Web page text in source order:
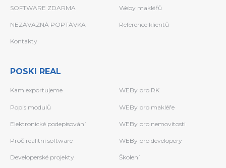
SOFTWARE ZDARMA Weby makléřů
NEZÁVAZNÁ POPTÁVKA Reference klientů
Kontakty
POSKI REAL
Kam exportujeme WEBy pro RK
Popis modulů WEBy pro makléře
Elektronické podepisování WEBy pro nemovitosti
Proč realitní software WEBy pro developery
Developerské projekty Školení